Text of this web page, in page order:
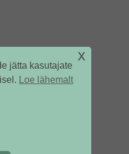
jätta kasutajate
Loe lähemalt
x